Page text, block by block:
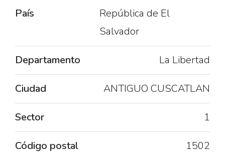
País
República de El
Salvador
Departamento La Libertad
Ciudad ANTIGUO CUSCATLAN
Sector 1
Código postal 1502